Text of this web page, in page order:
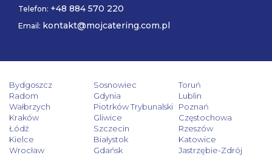
Telefon: +48 884 570 220
Email: kontakt@mojcatering.com.pl
Bydgoszcz Sosnowiec
Toruń
Radom
Gdynia
Lublin
Wałbrzych
Piotrków Trybunalski
Poznań
Kraków
Gliwice
Częstochowa
Łódź
Szczecin
Rzeszów
Kielce
Białystok
Katowice
Wrocław
Gdańsk
Jastrzębie-Zdrój